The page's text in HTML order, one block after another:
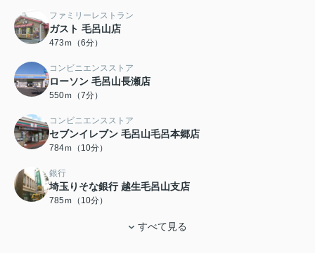
ファミリーレストラン
ガスト 毛呂山店
473ｍ（6分）
コンビニエンスストア
ローソン 毛呂山長瀬店
550ｍ（7分）
コンビニエンスストア
セブンイレブン 毛呂山毛呂本郷店
784ｍ（10分）
銀行
埼玉りそな銀行 越生毛呂山支店
785ｍ（10分）
すべて見る